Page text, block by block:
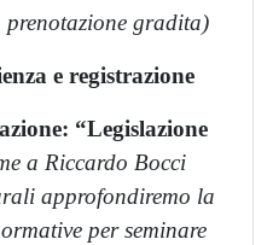
gradita)
e registrazione
“Legislazione
a Riccardo Bocci
approfondiremo la
per seminare